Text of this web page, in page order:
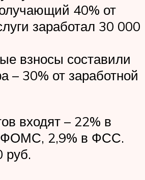
40% от
заработал 30 000
взносы составили
– 30% от заработной
входят – 22% в
2,9% в ФСС.
руб.